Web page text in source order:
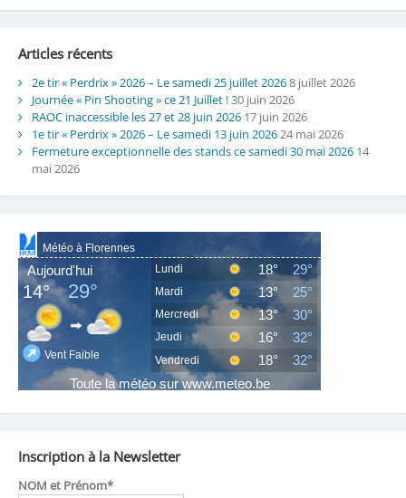
Articles récents
2e tir « Perdrix » 2026 – Le samedi 25 juillet 20268 juillet 2026
Journée « Pin Shooting » ce 21 Juillet !30 juin 2026
RAOC inaccessible les 27 et 28 juin 2026 17 juin 2026
1e tir « Perdrix » 2026 – Le samedi 13 juin 202624 mai 2026
Fermeture exceptionnelle des stands ce samedi 30 mai 2026 14
mai 2026
Inscription à la Newsletter
NOM et Prénom*